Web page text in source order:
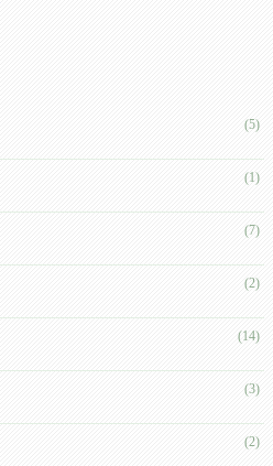
(5)
(1)
(7)
(2)
(14)
(3)
(2)